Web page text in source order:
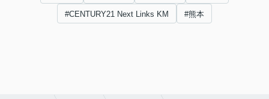
#CENTURY21 Next Links KM #熊本